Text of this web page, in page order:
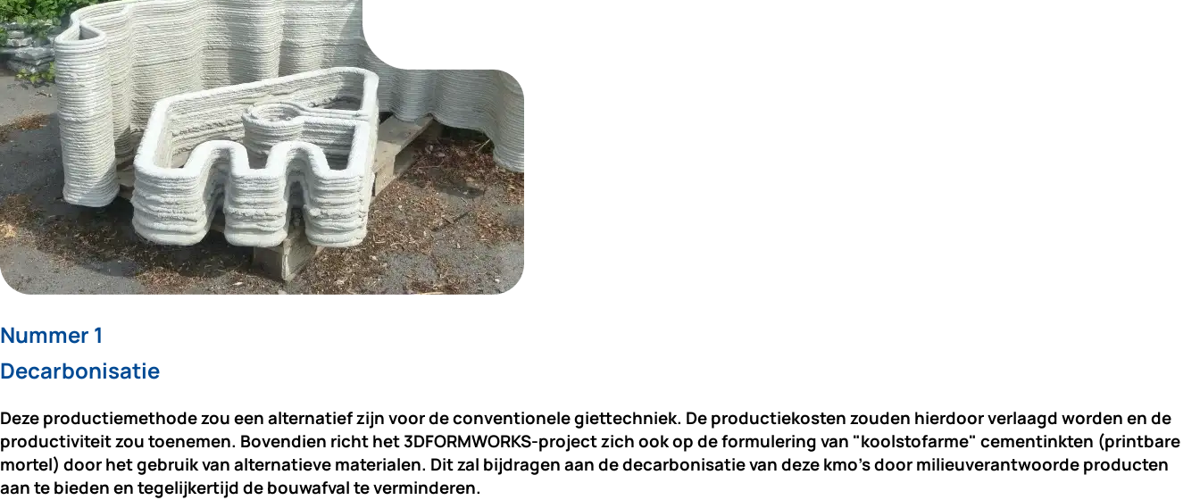
Nummer 1
Decarbonisatie
Deze productiemethode zou een alternatief zijn voor de conventionele giettechniek. De productiekosten zouden hierdoor verlaagd worden en de
productiviteit zou toenemen. Bovendien richt het 3DFORMWORKS-project zich ook op de formulering van "koolstofarme" cementinkten (printbare
mortel) door het gebruik van alternatieve materialen. Dit zal bijdragen aan de decarbonisatie van deze kmo’s door milieuverantwoorde producten
aan te bieden en tegelijkertijd de bouwafval te verminderen.